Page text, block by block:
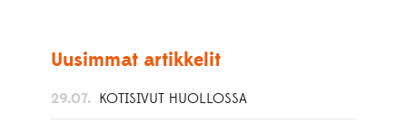
Uusimmat artikkelit
29.07. KOTISIVUT HUOLLOSSA